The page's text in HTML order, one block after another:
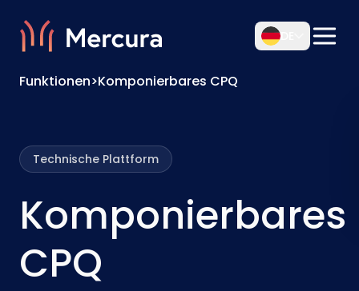
Funktionen>Komponierbares CPQ
Technische Plattform
Komponierbares
CPQ